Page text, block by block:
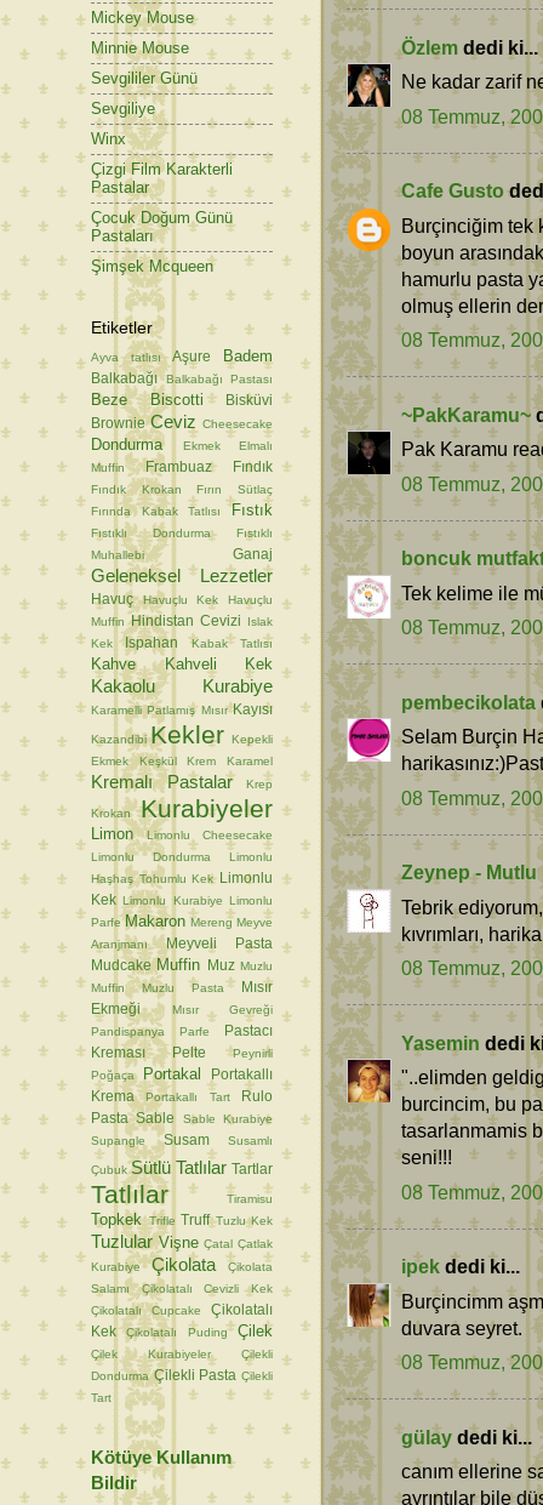
Özlem dedi ki...
Ne kadar zarif
08 Temmuz,
Cafe Gusto
Burçinciğim tek
boyun
hamurlu pasta
olmuş ellerin
08 Temmuz,
~PakKaramu~
Pak Karamu
08 Temmuz,
boncuk
Tek kelime ile
08 Temmuz,
pembecikolata
Selam Burçin
08 Temmuz,
Zeynep -
Tebrik
kıvrımları,
08 Temmuz,
Yasemin dedi
"..elimden
burcincim, bu
tasarlanmamis
seni!!!
08 Temmuz,
ipek dedi ki...
Burçincimm
duvara seyret.
08 Temmuz,
gülay dedi ki...
canım ellerine
ayrıntılar bile
Mickey Mouse
Minnie Mouse
Sevgililer Günü
Sevgiliye
Winx
Çizgi Film Karakterli
Pastalar
Çocuk Doğum Günü
Pastaları
Şimşek Mcqueen
Etiketler
Ayva tatlısı Aşure Badem
Balkabağı Balkabağı Pastası
Beze Biscotti
Bisküvi
Brownie Ceviz Cheesecake
Dondurma Ekmek
Elmalı
Muffin
Frambuaz Fındık
Fındık Krokan
Fırın Sütlaç
Fırında Kabak Tatlısı
Fıstık
Fıstıklı Dondurma
Fıstıklı
Muhallebi
Ganaj
Geleneksel Lezzetler
Havuç Havuçlu Kek
Havuçlu
Muffin Hindistan Cevizi
Islak
Kek
Ispahan Kabak Tatlısı
Kahve Kahveli Kek
Kakaolu Kurabiye
Karamelli Patlamış Mısır Kayısı
Kazandibi Kekler Kepekli
Ekmek
Keşkül Krem Karamel
Kremalı Pastalar Krep
Krokan Kurabiyeler
Limon
Limonlu Cheesecake
Limonlu Dondurma
Limonlu
Haşhaş Tohumlu Kek
Limonlu
Kek Limonlu Kurabiye Limonlu
Parfe Makaron Mereng Meyve
Aranjmanı
Meyveli Pasta
Mudcake Muffin Muz Muzlu
Muffin
Muzlu Pasta
Mısır
Ekmeği
Mısır Gevreği
Pandispanya
Parfe
Pastacı
Kreması
Pelte
Peynirli
Poğaça
Portakal
Portakallı
Krema
Portakallı Tart
Rulo
Pasta Sable
Sable Kurabiye
Supangle
Susam Susamlı
Çubuk Sütlü Tatlılar Tartlar
Tatlılar Tiramisu
Topkek Trifle Truff Tuzlu Kek
Tuzlular Vişne Çatal Çatlak
Kurabiye
Çikolata
Çikolata
Salamı
Çikolatalı Cevizli Kek
Çikolatalı Cupcake
Çikolatalı
Kek
Çikolatalı Puding Çilek
Çilek Kurabiyeler
Çilekli
Dondurma Çilekli Pasta Çilekli
Tart
Kötüye Kullanım
Bildir